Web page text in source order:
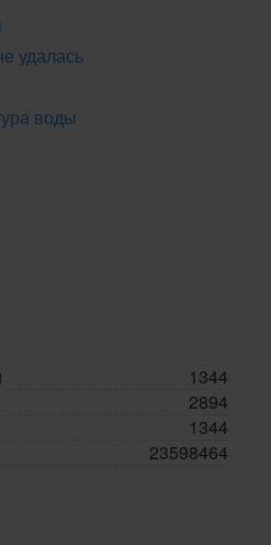
удалась
воды
1344
2894
1344
23598464